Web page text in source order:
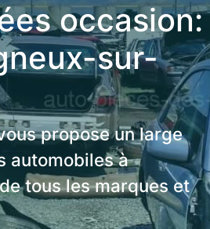
occasion:
sur-
propose un large
automobiles à
tous les marques et